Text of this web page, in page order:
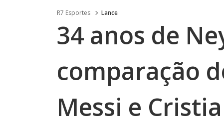
R7 Esportes Lance
34 anos de
comparação
Messi e